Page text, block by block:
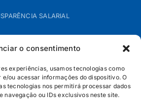
o consentimento
experiências, usamos tecnologias como
ou acessar informações do dispositivo. O
tecnologias nos permitirá processar dados
navegação ou IDs exclusivos neste site.
SALARIAL